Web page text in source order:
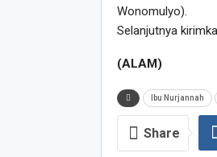
Wonomulyo).
Selanjutnya
(ALAM)
Ibu Nurjannah
Share